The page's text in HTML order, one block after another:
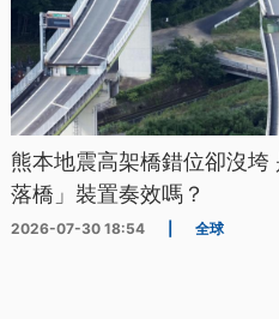
熊本地震高架橋錯位卻沒垮
落橋」裝置奏效嗎？
2026-07-30 18:54 全球